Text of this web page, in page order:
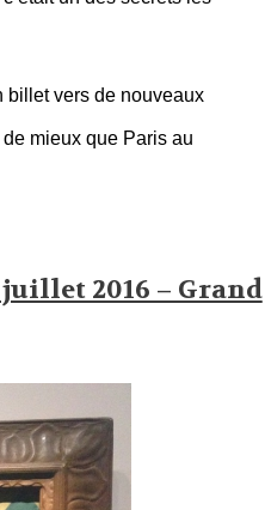
billet vers de nouveaux
mieux que Paris au
juillet 2016 – Grand